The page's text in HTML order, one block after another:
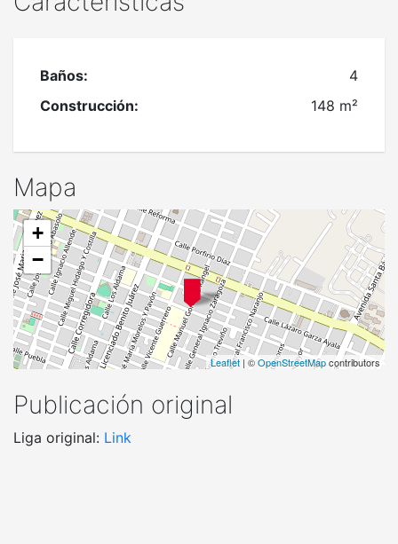
Baños:
4
Construcción:
148 m²
Mapa
+
−
Leaflet | ©OpenStreetMapcontributors
Publicación original
Liga original: Link